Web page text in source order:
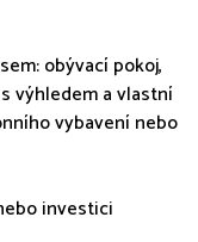
obývací pokoj,
výhledem a vlastní
vybavení nebo
investici